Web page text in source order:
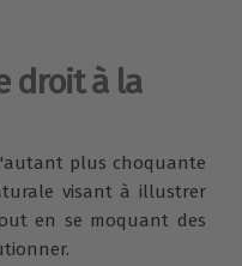
droit à la
plus choquante
visant à illustrer
en se moquant des